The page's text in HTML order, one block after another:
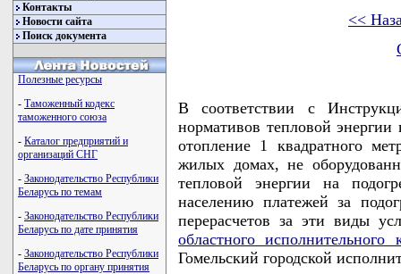
Контакты
Новости сайта
Поиск документа
Полезные ресурсы
- Таможенный кодекс
таможенного союза
- Каталог предприятий и
организаций СНГ
- Законодательство Республики
Беларусь по темам
- Законодательство Республики
Беларусь по дате принятия
- Законодательство Республики
Беларусь по органу принятия
<<
В соответствии с
нормативов тепловой
отопление 1 квадратного
жилых домах, не
тепловой энергии на
населению платежей за
перерасчетов за эти виды
областного исполнительного
Гомельский городской